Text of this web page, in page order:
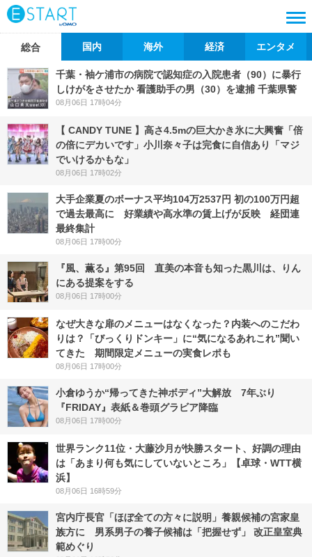
総合 国内 海外 経済 エンタメ
千葉・袖ケ浦市の病院で認知症の入院患者（90）に暴行
しけがをさせたか 看護助手の男（30）を逮捕 千葉県警
08月06日 17時04分
【 CANDY TUNE 】高さ4.5mの巨大かき氷に大興奮「倍
の倍にデカいです」小川奈々子は完食に自信あり「マジ
でいけるかもな」
08月06日 17時02分
大手企業夏のボーナス平均104万2537円 初の100万円超
で過去最高に 好業績や高水準の賃上げが反映 経団連
最終集計
08月06日 17時00分
『風、薫る』第95回 直美の本音も知った黒川は、りん
にある提案をする
08月06日 17時00分
なぜ大きな扉のメニューはなくなった？内装へのこだわ
りは？「びっくりドンキー」に“気になるあれこれ”聞い
てきた 期間限定メニューの実食レポも
08月06日 17時00分
小倉ゆうか“帰ってきた神ボディ”大解放 7年ぶり
『FRIDAY』表紙＆巻頭グラビア降臨
08月06日 17時00分
世界ランク11位・大藤沙月が快勝スタート、好調の理由
は「あまり何も気にしていないところ」【卓球・WTT横
浜】
08月06日 16時59分
宮内庁長官「ほぼ全ての方々に説明」養親候補の宮家皇
族方に 男系男子の養子候補は「把握せず」 改正皇室典
範めぐり